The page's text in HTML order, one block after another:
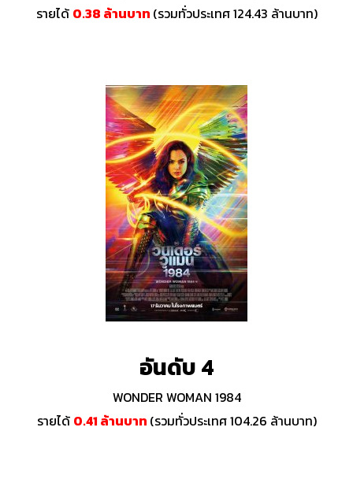
รายได้ 0.38 ล้านบาท (รวมทั่วประเทศ 124.43 ล้านบาท)
อันดับ 4
WONDER WOMAN 1984
รายได้ 0.41 ล้านบาท (รวมทั่วประเทศ 104.26 ล้านบาท)